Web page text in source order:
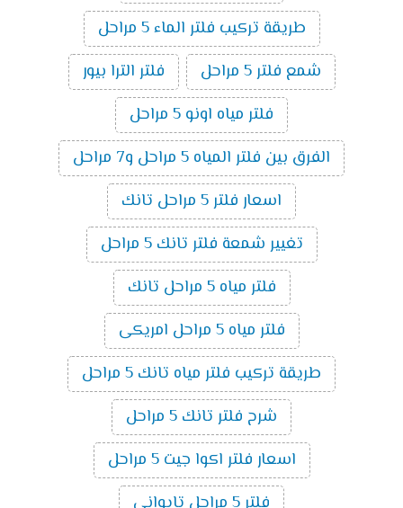
طريقة تركيب فلتر الماء 5 مراحل
شمع فلتر 5 مراحل
فلتر الترا بيور
فلتر مياه اونو 5 مراحل
الفرق بين فلتر المياه 5 مراحل و7 مراحل
اسعار فلتر 5 مراحل تانك
تغيير شمعة فلتر تانك 5 مراحل
فلتر مياه 5 مراحل تانك
فلتر مياه 5 مراحل امريكى
طريقة تركيب فلتر مياه تانك 5 مراحل
شرح فلتر تانك 5 مراحل
اسعار فلتر اكوا جيت 5 مراحل